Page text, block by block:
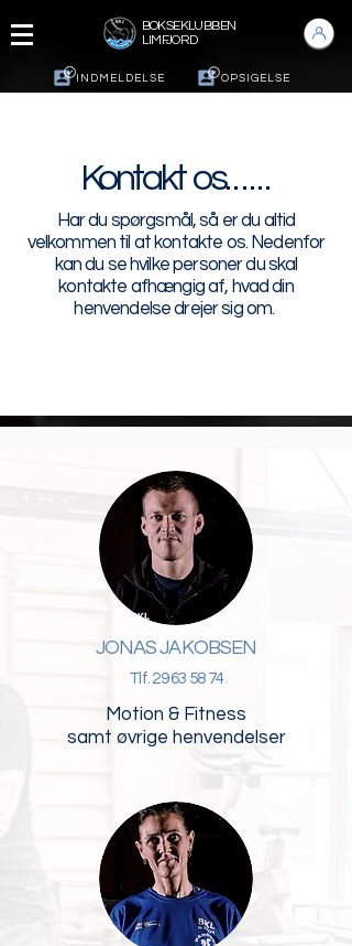
BOKSEKLUBBEN
LIMFJORD
INDMELDELSE OPSIGELSE
Kontakt os. . . . . .
Har du spørgsmål, så er du altid
velkommen til at kontakte os. Nedenfor
kan du se hvilke personer du skal
kontakte afhængig af, hvad din
henvendelse drejer sig om.
JONAS JAKOBSEN
Tlf. 29 63 58 74
Motion & Fitness
samt øvrige henvendelser